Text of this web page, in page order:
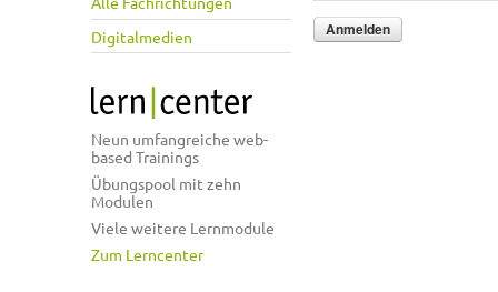
Digitalmedien
Neun umfangreiche web-
based Trainings
Übungspool mit zehn
Modulen
Viele weitere Lernmodule
Zum Lerncenter